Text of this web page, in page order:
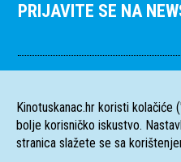
PRIJAVITE SE NA
Kinotuskanac.hr koristi kolačiće
bolje korisničko iskustvo.
stranica slažete se sa